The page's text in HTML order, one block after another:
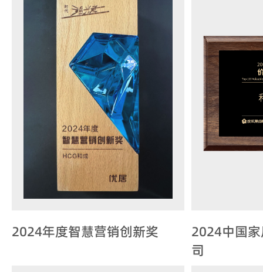
2024年度智慧营销创新奖
2024中国
司